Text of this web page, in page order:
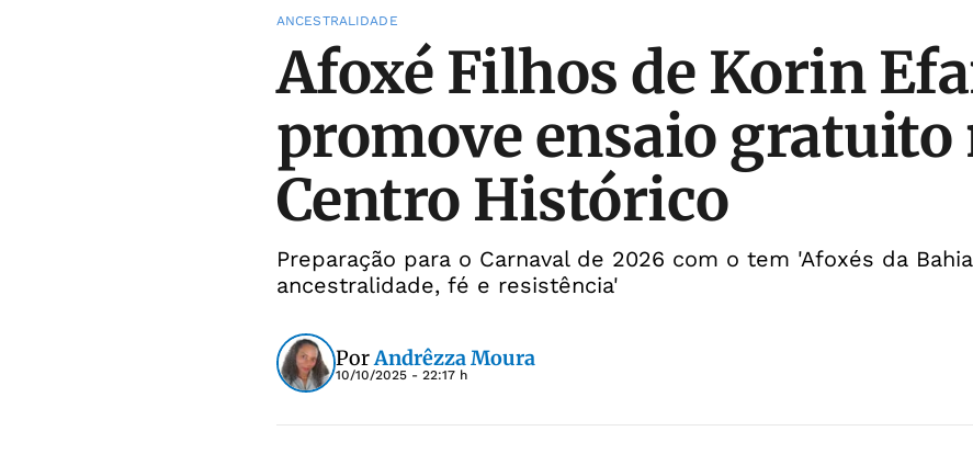
ANCESTRALIDADE
Afoxé Filhos de Korin
promove ensaio gratuito
Centro Histórico
Preparação para o Carnaval de 2026 com o tem 'Afoxés da
ancestralidade, fé e resistência'
PorAndrêzza Moura
10/10/2025 - 22:17 h